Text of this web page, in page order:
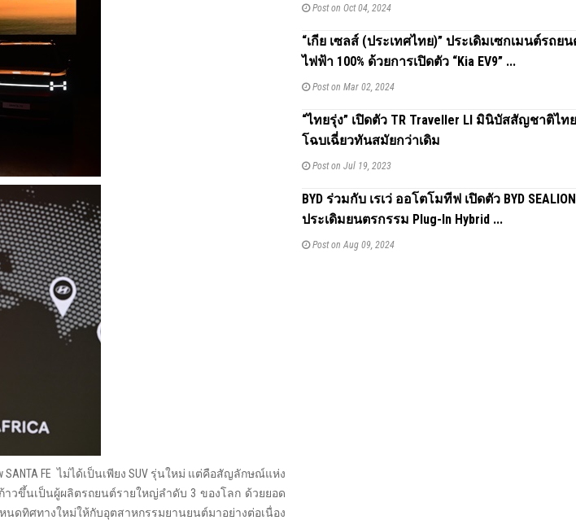
SANTA FE ไม่ได้เป็นเพียง SUV รุ่นใหม่ แต่คือสัญลักษณ์แห่ง
วขึ้นเป็นผู้ผลิตรถยนต์รายใหญ่ลำดับ 3 ของโลก ด้วยยอด
ดทิศทางใหม่ให้กับอุตสาหกรรมยานยนต์มาอย่างต่อเนื่อง
Post on Oct 04, 2024
“เกีย เซลส์ (ประเทศไทย)” ประเดิมเซกเมนต์รถ
ไฟฟ้า 100% ด้วยการเปิดตัว “Kia EV9” ...
Post on Mar 02, 2024
“ไทยรุ่ง” เปิดตัว TR Traveller Ll มินิบัสสัญชาติไ
โฉบเฉี่ยวทันสมัยกว่าเดิม
Post on Jul 19, 2023
BYD ร่วมกับ เรเว่ ออโตโมทีฟ เปิดตัว BYD
ประเดิมยนตรกรรม Plug-In Hybrid ...
Post on Aug 09, 2024